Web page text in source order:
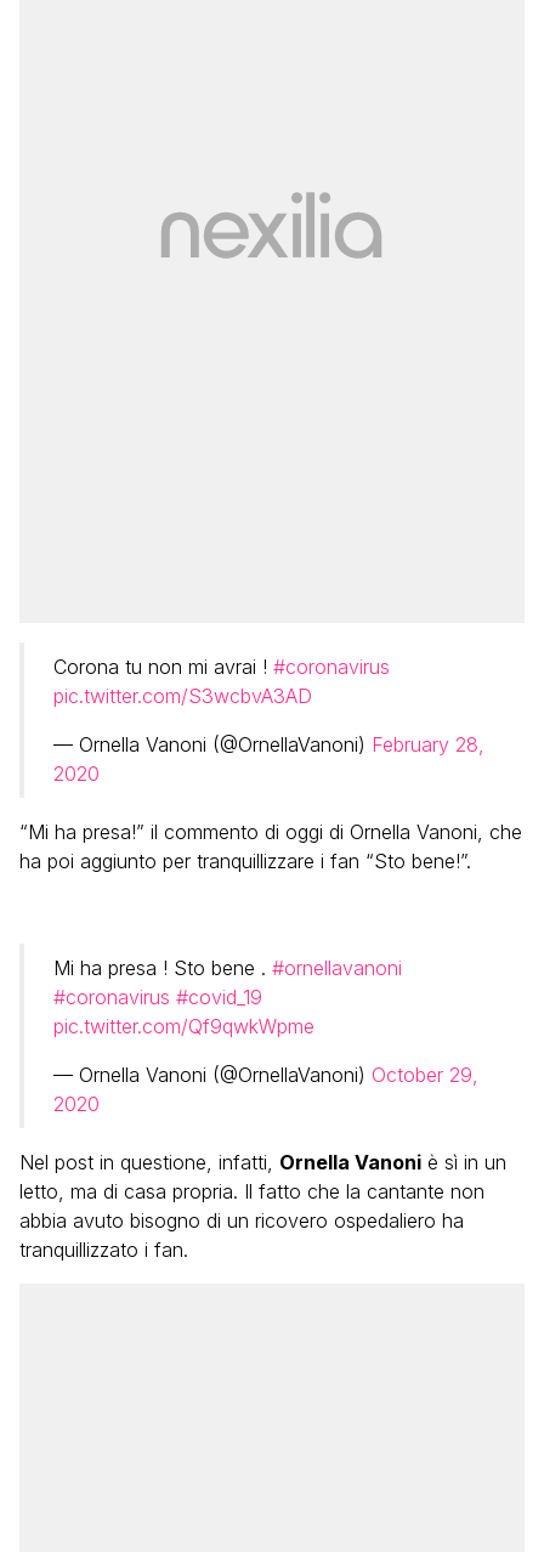
Corona tu non mi avrai ! #coronavirus
pic.twitter.com/S3wcbvA3AD
— Ornella Vanoni (@OrnellaVanoni) February 28,
2020
“Mi ha presa!” il commento di oggi di Ornella Vanoni, che
ha poi aggiunto per tranquillizzare i fan “Sto bene!”.
Mi ha presa ! Sto bene . #ornellavanoni
#coronavirus #covid_19
pic.twitter.com/Qf9qwkWpme
— Ornella Vanoni (@OrnellaVanoni) October 29,
2020
Nel post in questione, infatti, Ornella Vanoni è sì in un
letto, ma di casa propria. Il fatto che la cantante non
abbia avuto bisogno di un ricovero ospedaliero ha
tranquillizzato i fan.